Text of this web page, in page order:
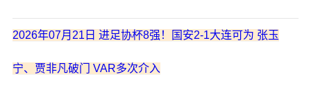
2026年07月21日 进足协杯8强！国安2-1大连可为 张玉
宁、贾非凡破门 VAR多次介入